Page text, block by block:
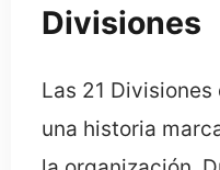
Divisiones
Las 21
una historia